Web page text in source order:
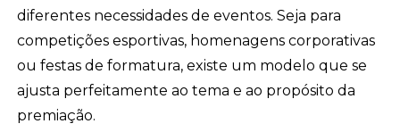
diferentes necessidades de eventos. Seja para
competições esportivas, homenagens corporativas
ou festas de formatura, existe um modelo que se
ajusta perfeitamente ao tema e ao propósito da
premiação.